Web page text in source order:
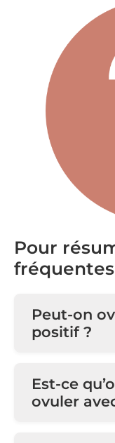
Pour
fréquentes
Peut-on
positif ?
Est-ce
ovuler